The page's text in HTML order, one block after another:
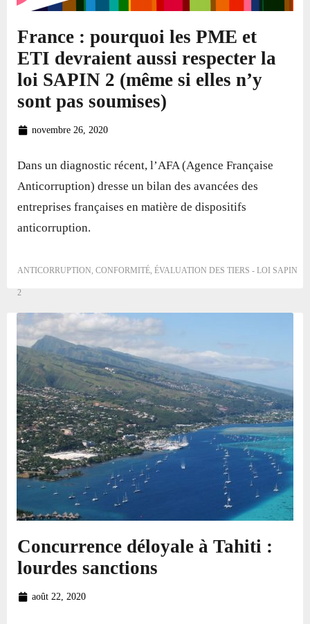
France : pourquoi les PME et
ETI devraient aussi respecter la
loi SAPIN 2 (même si elles n’y
sont pas soumises)
novembre 26, 2020
Dans un diagnostic récent, l’AFA (Agence Française
Anticorruption) dresse un bilan des avancées des
entreprises françaises en matière de dispositifs
anticorruption.
ANTICORRUPTION, CONFORMITÉ, ÉVALUATION DES TIERS - LOI SAPIN
2
Concurrence déloyale à Tahiti :
lourdes sanctions
août 22, 2020